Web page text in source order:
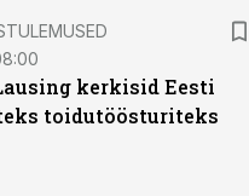
kerkisid Eesti
toidutöösturiteks